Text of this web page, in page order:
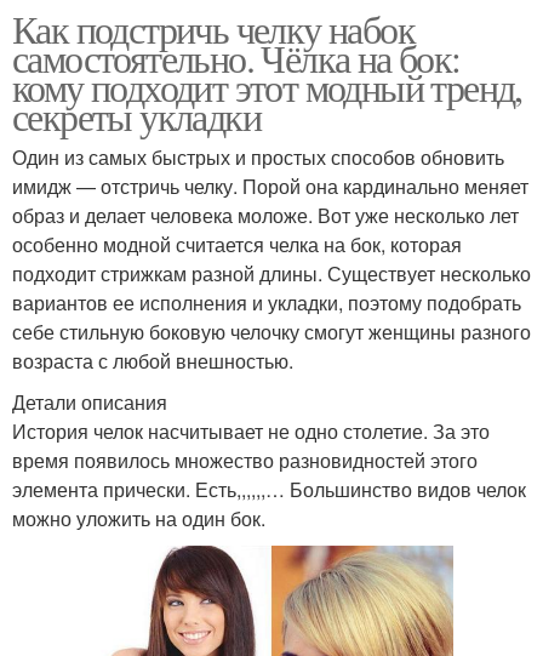
Как подстричь челку набок
самостоятельно. Чёлка на бок:
кому подходит этот модный тренд,
секреты укладки
Один из самых быстрых и простых способов обновить
имидж — отстричь челку. Порой она кардинально меняет
образ и делает человека моложе. Вот уже несколько лет
особенно модной считается челка на бок, которая
подходит стрижкам разной длины. Существует несколько
вариантов ее исполнения и укладки, поэтому подобрать
себе стильную боковую челочку смогут женщины разного
возраста с любой внешностью.
Детали описания
История челок насчитывает не одно столетие. За это
время появилось множество разновидностей этого
элемента прически. Есть,,,,,,… Большинство видов челок
можно уложить на один бок.